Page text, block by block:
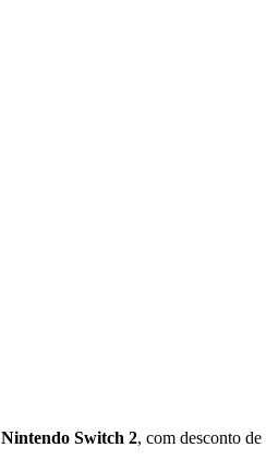
Nintendo Switch 2, com desconto